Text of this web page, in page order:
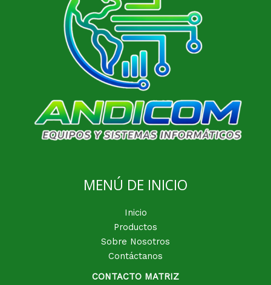
MENÚ DE INICIO
Inicio
Productos
Sobre Nosotros
Contáctanos
CONTACTO MATRIZ